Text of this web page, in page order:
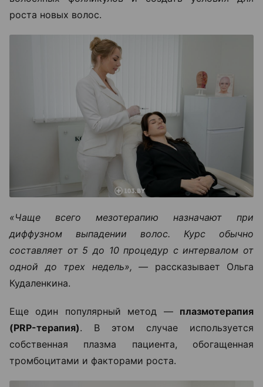
роста новых волос.
«Чаще всего мезотерапию назначают при
диффузном выпадении волос. Курс обычно
составляет от 5 до 10 процедур с интервалом от
одной до трех недель», — рассказывает Ольга
Кудаленкина.
Еще один популярный метод — плазмотерапия
(PRP-терапия). В этом случае используется
собственная плазма пациента, обогащенная
тромбоцитами и факторами роста.